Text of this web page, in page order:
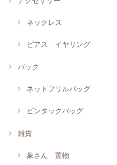
ネックレス
ピアス イヤリング
バック
ネットフリルバッグ
ピンタックバッグ
雑貨
象さん 置物